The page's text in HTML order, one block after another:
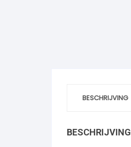
BESCHRIJVING
BESCHRIJVING